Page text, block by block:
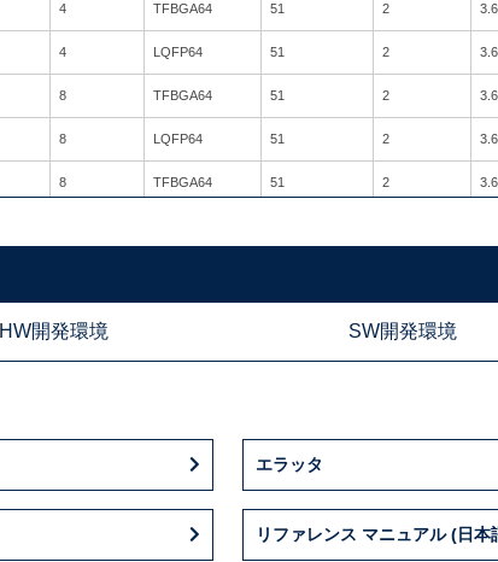
4 TFBGA64 51 2 3.6
4 LQFP64 51 2 3.6
8 TFBGA64 51 2 3.6
8 LQFP64 51 2 3.6
8 TFBGA64 51 2 3.6
8 LQFP100 80 2 3.6
LQFP100 80 2 3.6
HW開発環境 SW開発環境
エラッタ
リファレンス マニュアル (日本